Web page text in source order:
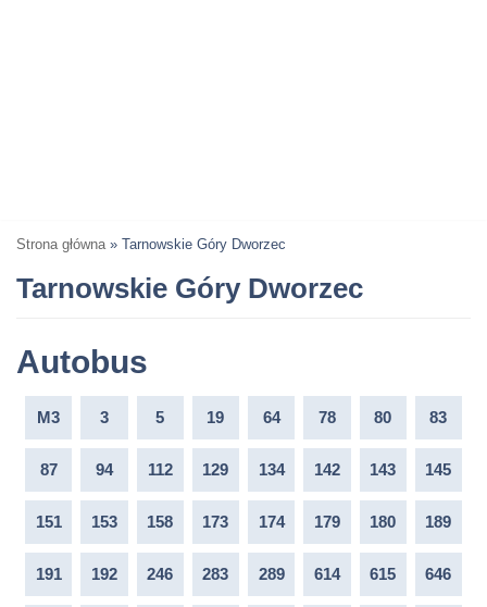
Strona główna » Tarnowskie Góry Dworzec
Tarnowskie Góry Dworzec
Autobus
M3 3 5 19 64 78 80 83
87 94 112 129 134 142 143 145
151 153 158 173 174 179 180 189
191 192 246 283 289 614 615 646